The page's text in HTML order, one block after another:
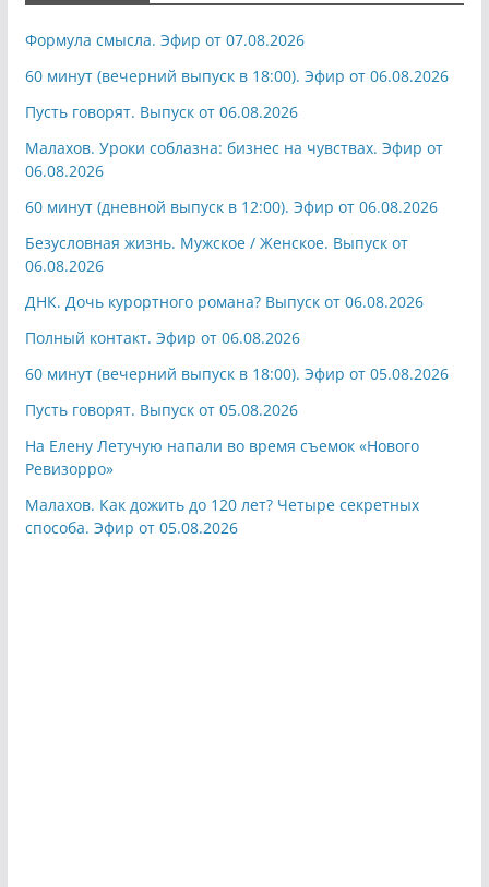
Формула смысла. Эфир от 07.08.2026
60 минут (вечерний выпуск в 18:00). Эфир от 06.08.2026
Пусть говорят. Выпуск от 06.08.2026
Малахов. Уроки соблазна: бизнес на чувствах. Эфир от
06.08.2026
60 минут (дневной выпуск в 12:00). Эфир от 06.08.2026
Безусловная жизнь. Мужское / Женское. Выпуск от
06.08.2026
ДНК. Дочь курортного романа? Выпуск от 06.08.2026
Полный контакт. Эфир от 06.08.2026
60 минут (вечерний выпуск в 18:00). Эфир от 05.08.2026
Пусть говорят. Выпуск от 05.08.2026
На Елену Летучую напали во время съемок «Нового
Ревизорро»
Малахов. Как дожить до 120 лет? Четыре секретных
способа. Эфир от 05.08.2026